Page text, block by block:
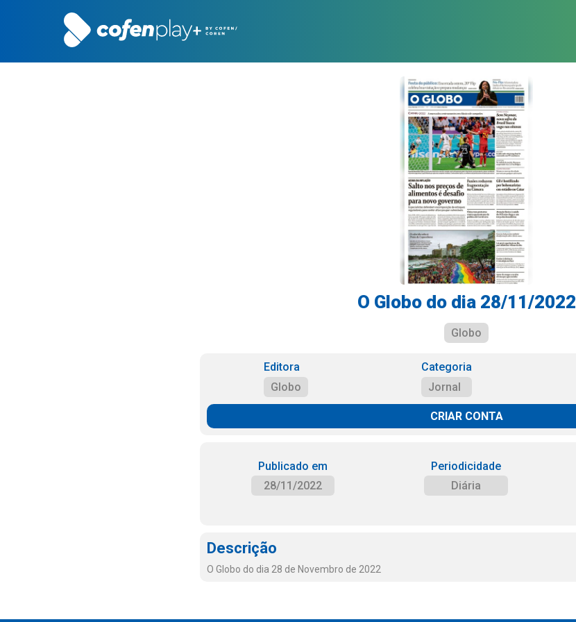
O Globo do dia 28/11/2022
Globo
Editora
Globo
Categoria
Jornal
CRIAR CONTA
Publicado em
28/11/2022
Periodicidade
Diária
Descrição
O Globo do dia 28 de Novembro de 2022